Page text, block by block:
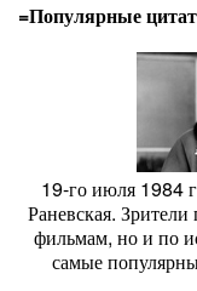
=Популярные
19-го июля 1984
Раневская.
фильмам, но и по
самые